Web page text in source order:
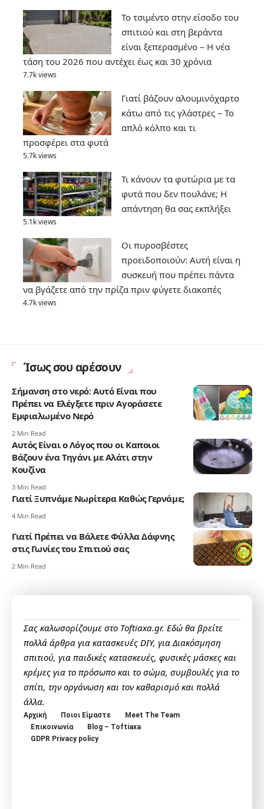
Το τσιμέντο στην είσοδο του
σπιτιού και στη βεράντα
είναι ξεπερασμένο – Η νέα
τάση του 2026 που αντέχει έως και 30 χρόνια
7.7k views
Γιατί βάζουν αλουμινόχαρτο
κάτω από τις γλάστρες – Το
απλό κόλπο και τι
προσφέρει στα φυτά
5.7k views
Τι κάνουν τα φυτώρια με τα
φυτά που δεν πουλάνε; Η
απάντηση θα σας εκπλήξει
5.1k views
Οι πυροσβέστες
προειδοποιούν: Αυτή είναι η
συσκευή που πρέπει πάντα
να βγάζετε από την πρίζα πριν φύγετε διακοπές
4.7k views
Ίσως σου αρέσουν
Σήμανση στο νερό: Αυτό Είναι που
Πρέπει να Ελέγξετε πριν Αγοράσετε
Εμφιαλωμένο Νερό
2 Min Read
Αυτός Είναι ο Λόγος που οι Καποιοι
Βάζουν ένα Τηγάνι με Αλάτι στην
Κουζίνα
3 Min Read
Γιατί Ξυπνάμε Νωρίτερα Καθώς Γερνάμε;
4 Min Read
Γιατί Πρέπει να Βάλετε Φύλλα Δάφνης
στις Γωνίες του Σπιτιού σας
2 Min Read
Σας καλωσορίζουμε στο Toftiaxa.gr. Εδώ θα βρείτε
πολλά άρθρα για κατασκευές DIY, για Διακόσμηση
σπιτιού, για παιδικές κατασκευές, φυσικές μάσκες και
κρέμες για το πρόσωπο και το σώμα, συμβουλές για το
σπίτι, την οργάνωση και τον καθαρισμό και πολλά
άλλα.
Αρχική Ποιοι Είμαστε
Meet The Team
Επικοινωνία
Blog – Toftiaxa
GDPR Privacy policy